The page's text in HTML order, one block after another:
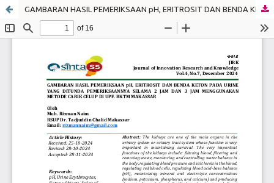
GAMBARAN HASIL PEMERIKSAAN pH, ERITROSIT DAN BENDA KETON PADA URINE YANG DITUNDA PEMERIKSAANNYA SELAMA 2 JAM DAN 3 JAM MENGGUNAKAN METODE CARIK CELUP DI UPF. BKTM MAKASSAR